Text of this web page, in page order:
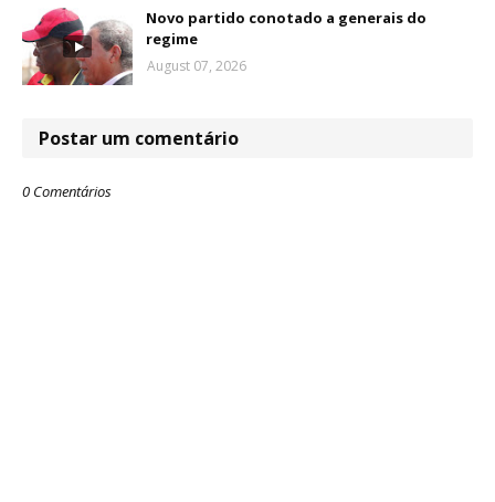
Novo partido conotado a generais do
regime
August 07, 2026
Postar um comentário
0 Comentários